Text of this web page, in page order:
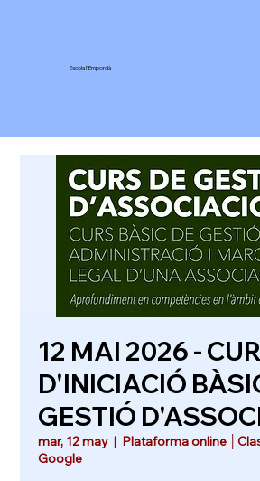
Escola l'Empordà
12 MAI 2026 -
D'INICIACIÓ
GESTIÓ
mar, 12 may
  |
Plataforma online
Google